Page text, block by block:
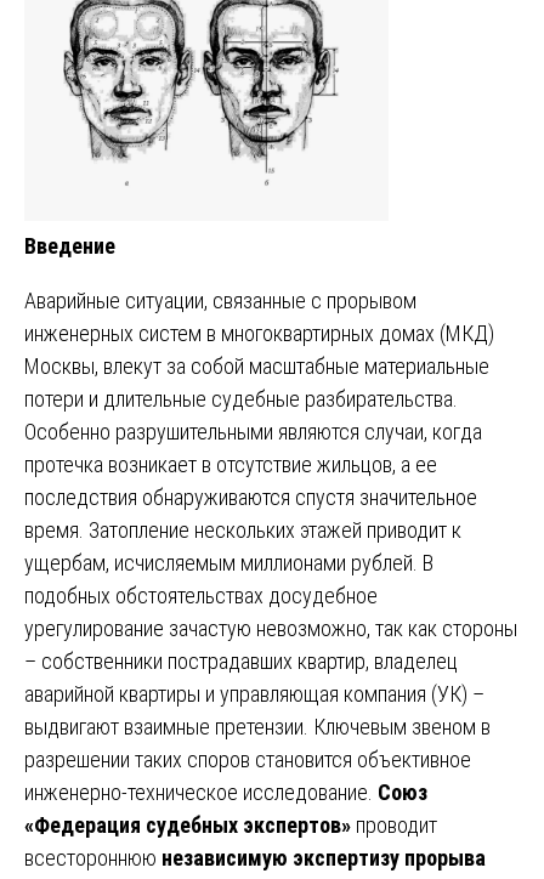
Введение
Аварийные ситуации, связанные с прорывом
инженерных систем в многоквартирных домах (МКД)
Москвы, влекут за собой масштабные материальные
потери и длительные судебные разбирательства.
Особенно разрушительными являются случаи, когда
протечка возникает в отсутствие жильцов, а ее
последствия обнаруживаются спустя значительное
время. Затопление нескольких этажей приводит к
ущербам, исчисляемым миллионами рублей. В
подобных обстоятельствах досудебное
урегулирование зачастую невозможно, так как стороны
– собственники пострадавших квартир, владелец
аварийной квартиры и управляющая компания (УК) –
выдвигают взаимные претензии. Ключевым звеном в
разрешении таких споров становится объективное
инженерно-техническое исследование. Союз
«Федерация судебных экспертов» проводит
всестороннюю независимую экспертизу прорыва